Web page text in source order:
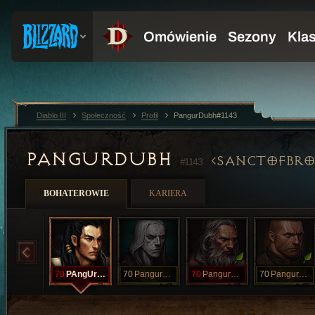
PANGURDUBH #1143
BOHATEROWIE KARIERA
70 PAngUrDUbh 70 PangurDUBH 70 PangurDubh 70 PangurDubh
Diablo III Społeczność Profil PangurDubh#1143